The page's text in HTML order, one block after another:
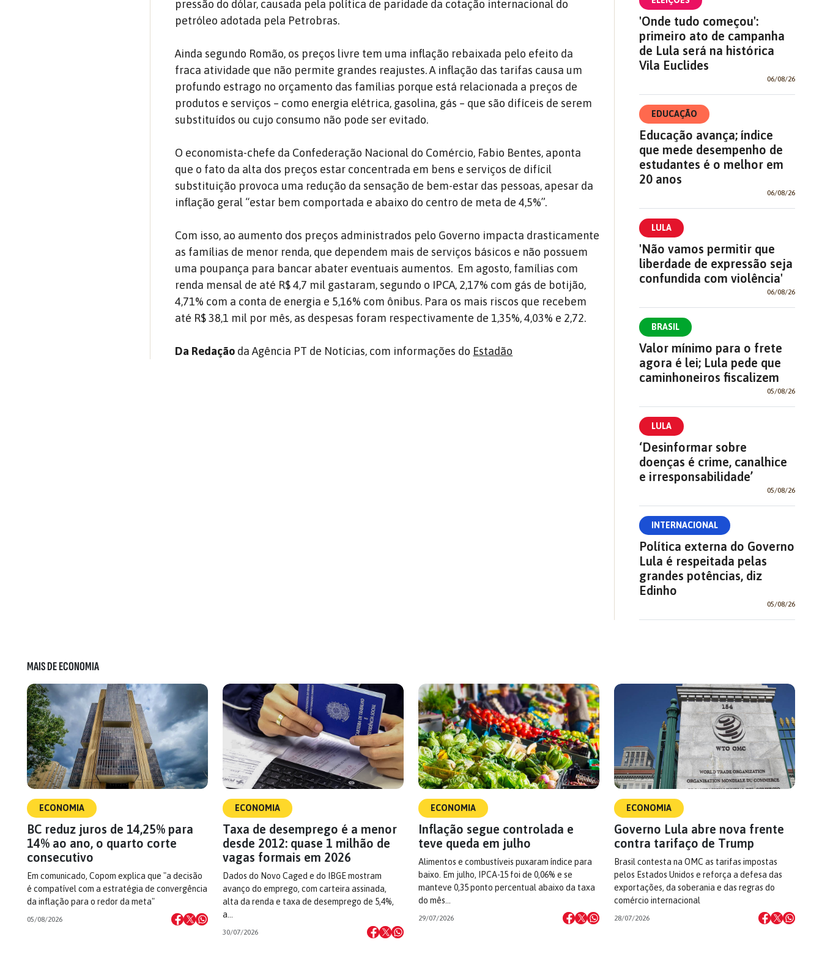
pressão do dólar, causada pela política de paridade da cotação internacional do
petróleo adotada pela Petrobras.
Ainda segundo Romão, os preços livre tem uma inflação rebaixada pelo efeito da
fraca atividade que não permite grandes reajustes. A inflação das tarifas causa um
profundo estrago no orçamento das famílias porque está relacionada a preços de
produtos e serviços – como energia elétrica, gasolina, gás – que são difíceis de serem
substituídos ou cujo consumo não pode ser evitado.
O economista-chefe da Confederação Nacional do Comércio, Fabio Bentes, aponta
que o fato da alta dos preços estar concentrada em bens e serviços de difícil
substituição provoca uma redução da sensação de bem-estar das pessoas, apesar da
inflação geral “estar bem comportada e abaixo do centro de meta de 4,5%”.
Com isso, ao aumento dos preços administrados pelo Governo impacta drasticamente
as famílias de menor renda, que dependem mais de serviços básicos e não possuem
uma poupança para bancar abater eventuais aumentos. Em agosto, famílias com
renda mensal de até R$ 4,7 mil gastaram, segundo o IPCA, 2,17% com gás de botijão,
4,71% com a conta de energia e 5,16% com ônibus. Para os mais riscos que recebem
até R$ 38,1 mil por mês, as despesas foram respectivamente de 1,35%, 4,03% e 2,72.
Da Redação da Agência PT de Notícias, com informações do Estadão
'Onde tudo começou':
primeiro ato de campanha
de Lula será na histórica
Vila Euclides
06/08/26
EDUCAÇÃO
Educação avança; índice
que mede desempenho de
estudantes é o melhor em
20 anos
06/08/26
LULA
'Não vamos permitir que
liberdade de expressão seja
confundida com violência'
06/08/26
BRASIL
Valor mínimo para o frete
agora é lei; Lula pede que
caminhoneiros fiscalizem
05/08/26
LULA
‘Desinformar sobre
doenças é crime, canalhice
e irresponsabilidade’
05/08/26
INTERNACIONAL
Política externa do Governo
Lula é respeitada pelas
grandes potências, diz
Edinho
05/08/26
MAIS DE ECONOMIA
ECONOMIA
BC reduz juros de 14,25% para
14% ao ano, o quarto corte
consecutivo
Em comunicado, Copom explica que "a decisão
é compatível com a estratégia de convergência
da inflação para o redor da meta"
05/08/2026
ECONOMIA
Taxa de desemprego é a menor
desde 2012: quase 1 milhão de
vagas formais em 2026
Dados do Novo Caged e do IBGE mostram
avanço do emprego, com carteira assinada,
alta da renda e taxa de desemprego de 5,4%,
a…
30/07/2026
ECONOMIA
Inflação segue controlada e
teve queda em julho
Alimentos e combustíveis puxaram índice para
baixo. Em julho, IPCA-15 foi de 0,06% e se
manteve 0,35 ponto percentual abaixo da taxa
do mês…
29/07/2026
ECONOMIA
Governo Lula abre nova frente
contra tarifaço de Trump
Brasil contesta na OMC as tarifas impostas
pelos Estados Unidos e reforça a defesa das
exportações, da soberania e das regras do
comércio internacional
28/07/2026